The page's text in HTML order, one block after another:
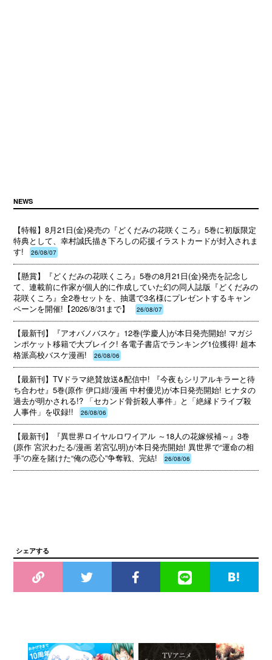
NEWS
【特報】8月21日(金)発売の『どくだみの花咲くころ』5巻に初版限定
特典として、幸村誠氏描き下ろしの応援イラストカードが封入されま
す!
26/08/07
【懸賞】『どくだみの花咲くころ』5巻の8月21日(金)発売を記念し
て、連載前に作家が個人的に作成していた幻の同人誌版『どくだみの
花咲くころ』全2巻セットを、抽選で3名様にプレゼントするキャン
ペーンを開催!【2026/8/31まで】
26/08/07
【最新刊】『アオバノバスケ』12巻(学慶人)が本日発売開始! マガジ
ンポケット移籍で大ブレイク! 各電子書店でランキング1位獲得! 超本
格派高校バスケ漫画!
26/08/06
【最新刊】TVドラマ絶賛放送&配信中! 『今夜もシリアルキラーと待
ち合わせ』5巻(原作 伊口紺/漫画 中村優児)が本日発売開始! ヒナタの
過去が明かされる!? 「セカンド骨折殺人事件」と「絶縁ドライブ殺
人事件」を収録!!
26/08/06
【最新刊】『異世界ロイヤルロワイアル ～18人の花嫁候補～』3巻
(原作 宮沢わたる/漫画 若宮弘明)が本日発売開始! 異世界で“運命の相
手”の座を賭けた“俺の恋心”争奪戦、完結!
26/08/06
シェアする